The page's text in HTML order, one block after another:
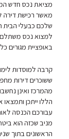
מציאת נכס חדש
מאשר רכישת דירה
שלכם כבעלי הבית
למצוא נכס משתלם
באופציית מגורים
קרבה למוסדות
ששוכרים דירות
מהמרכז ואינן
הללו ייתכן
עבורכם הכנסה
מניב שכזה הוא
הראשונים בתוך